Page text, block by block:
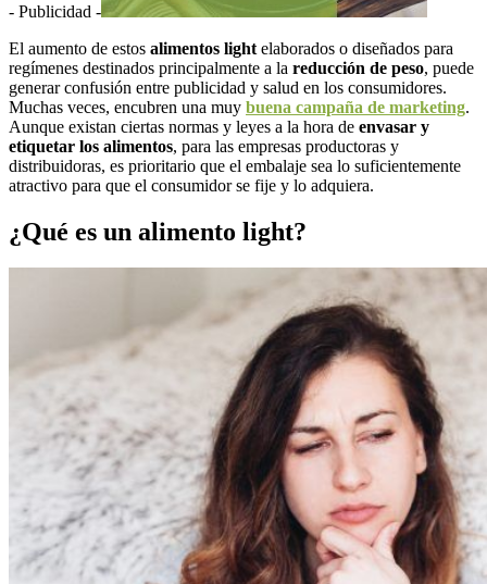
- Publicidad -
El aumento de estos alimentos light elaborados o diseñados para
regímenes destinados principalmente a la reducción de peso, puede
generar confusión entre publicidad y salud en los consumidores.
Muchas veces, encubren una muy buena campaña de marketing.
Aunque existan ciertas normas y leyes a la hora de envasar y
etiquetar los alimentos, para las empresas productoras y
distribuidoras, es prioritario que el embalaje sea lo suficientemente
atractivo para que el consumidor se fije y lo adquiera.
¿Qué es un alimento light?